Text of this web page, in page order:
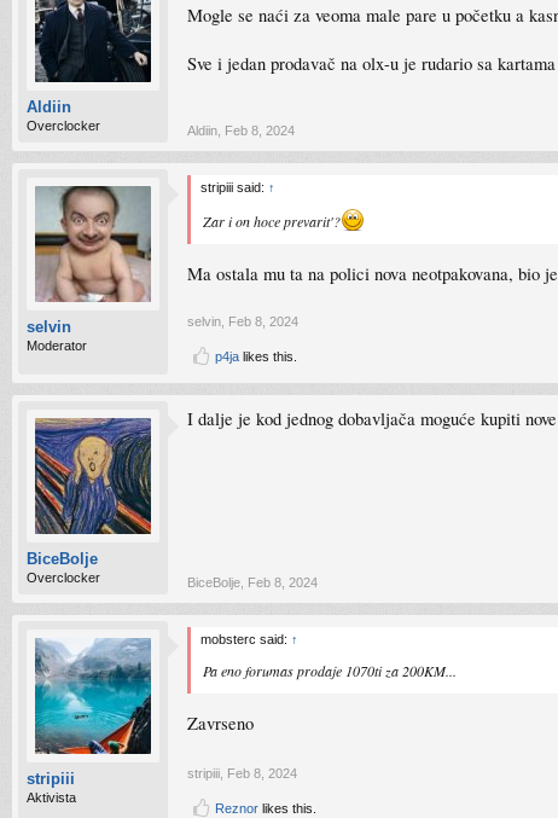
Aldiin
Overclocker
Mogle se naći za veoma male pare u početku a
Sve i jedan prodavač na olx-u je rudario sa
Aldiin Feb 8, 2024
selvin
Moderator
stripiii said: ↑
Zar i on hoce prevarit'?
Ma ostala mu ta na polici nova neotpakovana, bio
selvin Feb 8, 2024
p4ja likes this.
BiceBolje
Overclocker
I dalje je kod jednog dobavljača moguće kupiti
BiceBolje Feb 8, 2024
stripiii
Aktivista
mobsterc said: ↑
Pa eno forumas prodaje 1070ti za 200KM...
Zavrseno
stripiii Feb 8, 2024
Reznor likes this.